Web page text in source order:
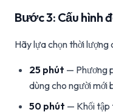
Bước 3: Cấu hình
Hãy lựa chọn thời lượng
25 phút — Phương
dùng cho người mới
50 phút — Khối tập